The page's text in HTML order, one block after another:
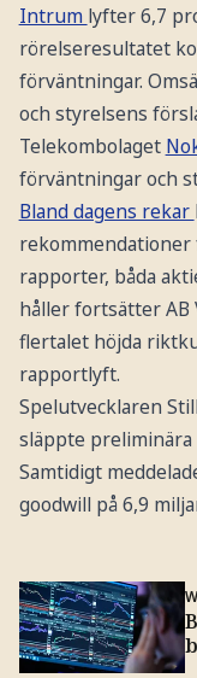
Intrum lyfter 6,7
rörelseresultatet
förväntningar.
och styrelsens
Telekombolaget
förväntningar och
Bland dagens rekar
rekommendationer
rapporter, båda
håller fortsätter AB
flertalet höjda
rapportlyft.
Spelutvecklaren
släppte
Samtidigt
goodwill på 6,9